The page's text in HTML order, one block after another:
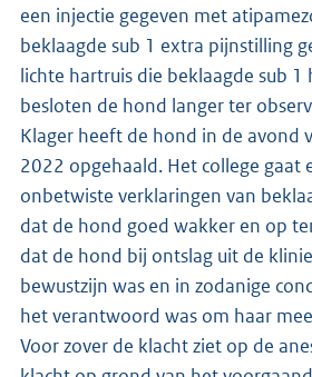
een injectie gegeven met
beklaagde sub 1 extra pijnstilling
lichte hartruis die beklaagde sub 1
besloten de hond langer ter
Klager heeft de hond in de avond
2022 opgehaald. Het college gaat
onbetwiste verklaringen van
dat de hond goed wakker en op
dat de hond bij ontslag uit de
bewustzijn was en in zodanige
het verantwoord was om haar
Voor zover de klacht ziet op de